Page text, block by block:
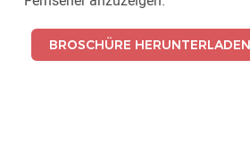
BROSCHÜRE HERUNTERLADEN